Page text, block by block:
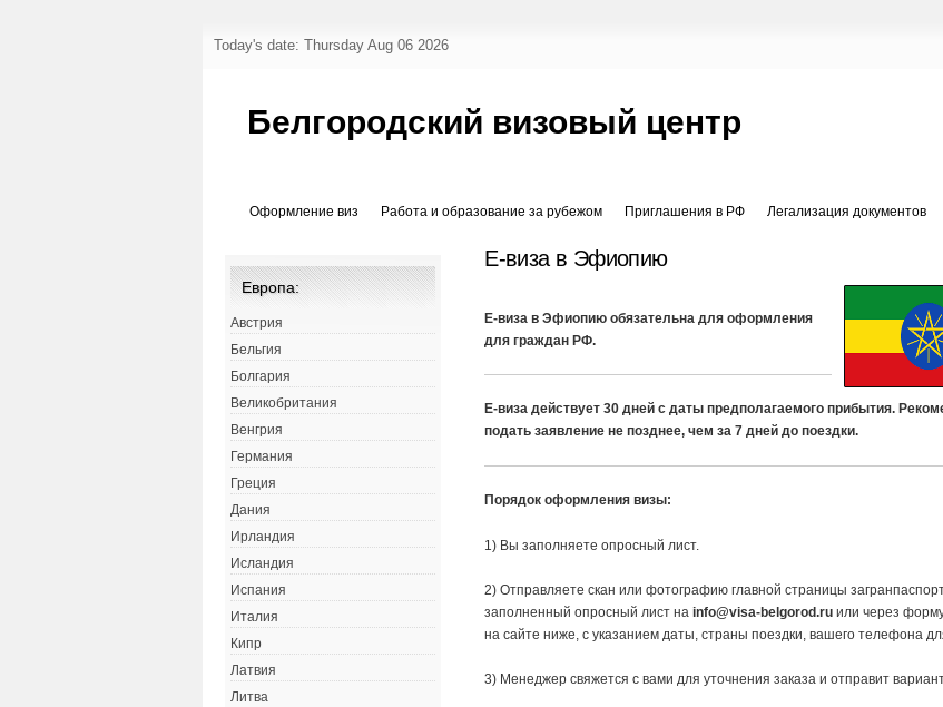
Today's date: Thursday Aug 06 2026
Белгородский визовый центр
Оформление виз Работа и образование за рубежом Приглашения в РФ Легализация документов
E-виза в Эфиопию
Е-виза в Эфиопию обязательна для оформления
для граждан РФ.
Е-виза действует 30 дней с даты предполагаемого прибытия.
подать заявление не позднее, чем за 7 дней до поездки.
Порядок оформления визы:
1) Вы заполняете опросный лист.
2) Отправляете скан или фотографию главной страницы
заполненный опросный лист наinfo@visa-belgorod.ru или через форму
на сайте ниже, с указанием даты, страны поездки, вашего телефона
3) Менеджер свяжется с вами для уточнения заказа и отправит
Европа:
Австрия
Бельгия
Болгария
Великобритания
Венгрия
Германия
Греция
Дания
Ирландия
Исландия
Испания
Италия
Кипр
Латвия
Литва